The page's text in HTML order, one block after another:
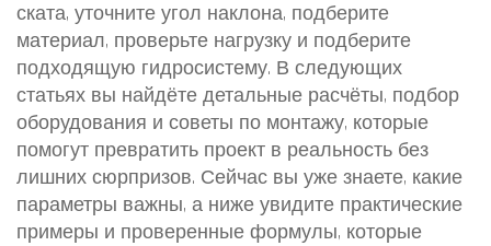
ската, уточните угол наклона, подберите
материал, проверьте нагрузку и подберите
подходящую гидросистему. В следующих
статьях вы найдёте детальные расчёты, подбор
оборудования и советы по монтажу, которые
помогут превратить проект в реальность без
лишних сюрпризов. Сейчас вы уже знаете, какие
параметры важны, а ниже увидите практические
примеры и проверенные формулы, которые